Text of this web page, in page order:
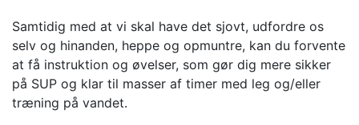
Samtidig med at vi skal have det sjovt, udfordre os
selv og hinanden, heppe og opmuntre, kan du forvente
at få instruktion og øvelser, som gør dig mere sikker
på SUP og klar til masser af timer med leg og/eller
træning på vandet.